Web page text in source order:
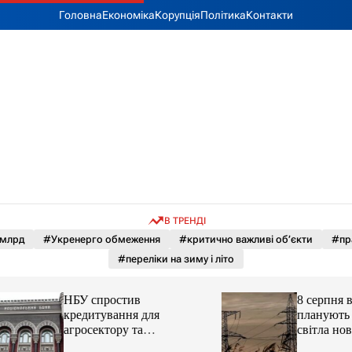
ГоловнаЕкономікаКорупціяПолітикаКонтакти
В ТРЕНДІ
#Укренерго обмеження #критично важливі об’єкти
#переліки на зиму і літо
НБУ спростив
кредитування для
агросектору та
стратегічних галузей
8 серпня в
планують
світла новини